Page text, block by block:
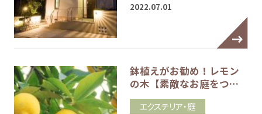
2022.07.01
鉢植えがお勧め！レモン
の木【素敵なお庭をつ…
エクステリア・庭